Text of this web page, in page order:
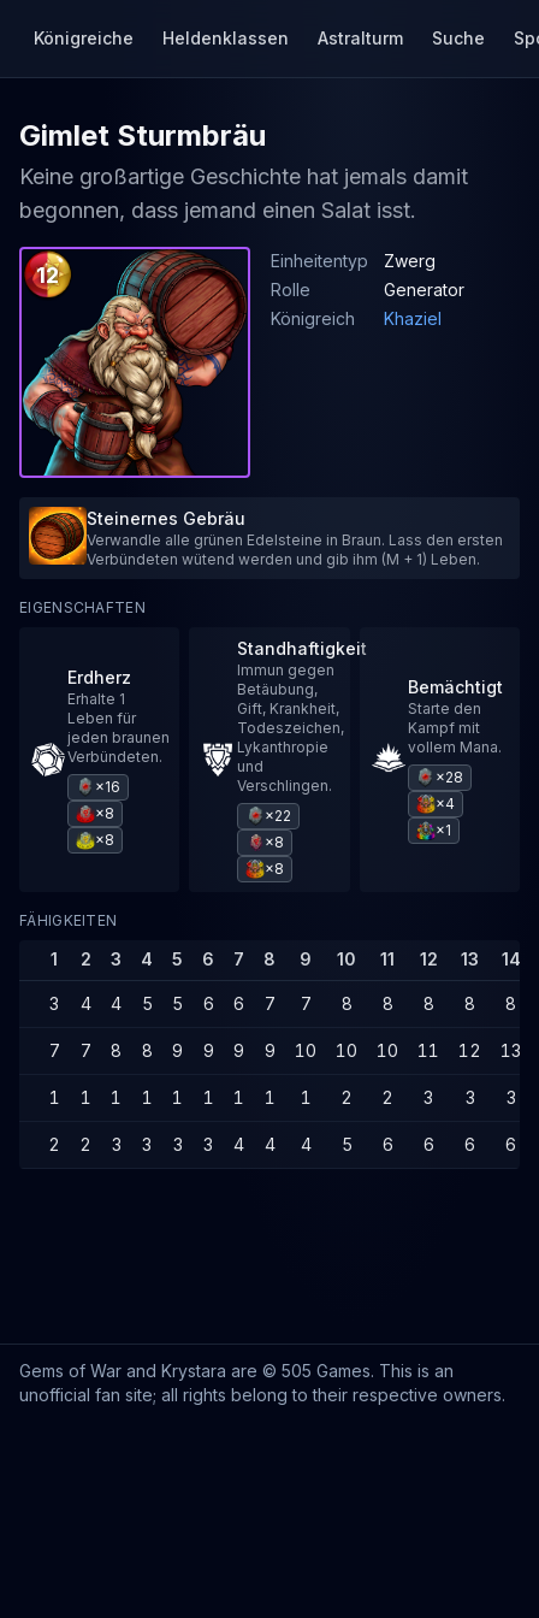
Königreiche Heldenklassen Astralturm Suche
Gimlet Sturmbräu
Keine großartige Geschichte hat jemals damit
begonnen, dass jemand einen Salat isst.
12
Einheitentyp
Zwerg
Rolle
Generator
Königreich
Khaziel
Steinernes Gebräu
Verwandle alle grünen Edelsteine in Braun. Lass den ersten
Verbündeten wütend werden und gib ihm (M + 1) Leben.
EIGENSCHAFTEN
Erdherz
Erhalte 1
Leben für
jeden braunen
Verbündeten.
×16
×8
×8
Standhaftigkeit
Immun gegen
Betäubung,
Gift, Krankheit,
Todeszeichen,
Lykanthropie
und
Verschlingen.
×22
×8
×8
Bemächtigt
Starte den
Kampf mit
vollem Mana.
×28
×4
×1
FÄHIGKEITEN
1 2 3 4 5 6 7 8 9 10 11 12 13 14
3 4 4 5 5 6 6 7 7 8 8 8 8 8
7 7 8 8 9 9 9 9 10 10 10 11 12 13
1 1 1 1 1 1 1 1 1 2 2 3 3 3
2 2 3 3 3 3 4 4 4 5 6 6 6 6
Gems of War and Krystara are © 505 Games. This is an
unofficial fan site; all rights belong to their respective owners.